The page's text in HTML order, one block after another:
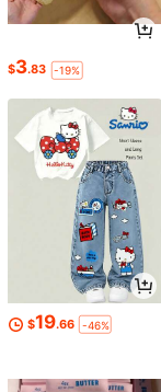
$3.83 -19%
$19.66 -46%